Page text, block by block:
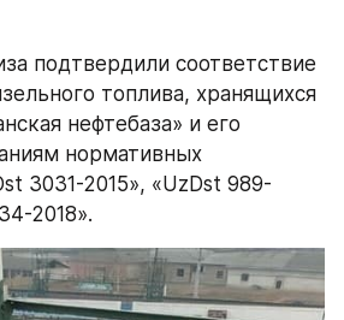
подтвердили соответствие
топлива, хранящихся
нефтебаза» и его
нормативных
3031-2015», «UzDst 989-
2018».